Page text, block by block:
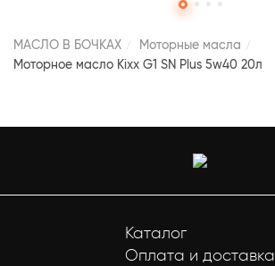
МАСЛО В БОЧКАХ
Моторные масла
Моторное масло Kixx G1 SN Plus 5w40 20л
Каталог
Оплата и доставка